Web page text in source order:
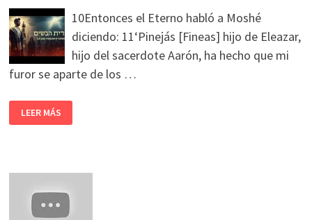
10Entonces el Eterno habló a Moshé
diciendo: 11‘Pinejás [Fineas] hijo de Eleazar,
hijo del sacerdote Aarón, ha hecho que mi
furor se aparte de los …
LEER MÁS